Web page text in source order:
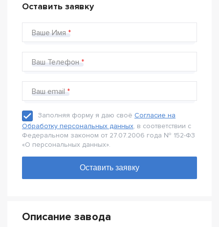
Оставить заявку
Ваше Имя
Ваш Телефон
Ваш email
Заполняя форму я даю своё Согласие на
Обработку персональных данных, в соответствии с
Федеральном законом от 27.07.2006 года № 152-Ф3
«О персональных данных».
Описание завода